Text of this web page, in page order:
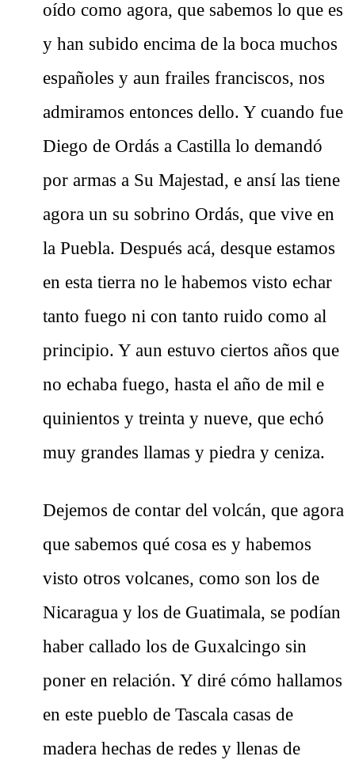
oído como agora, que sabemos lo que es
y han subido encima de la boca muchos
españoles y aun frailes franciscos, nos
admiramos entonces dello. Y cuando fue
Diego de Ordás a Castilla lo demandó
por armas a Su Majestad, e ansí las tiene
agora un su sobrino Ordás, que vive en
la Puebla. Después acá, desque estamos
en esta tierra no le habemos visto echar
tanto fuego ni con tanto ruido como al
principio. Y aun estuvo ciertos años que
no echaba fuego, hasta el año de mil e
quinientos y treinta y nueve, que echó
muy grandes llamas y piedra y ceniza.
Dejemos de contar del volcán, que agora
que sabemos qué cosa es y habemos
visto otros volcanes, como son los de
Nicaragua y los de Guatimala, se podían
haber callado los de Guxalcingo sin
poner en relación. Y diré cómo hallamos
en este pueblo de Tascala casas de
madera hechas de redes y llenas de